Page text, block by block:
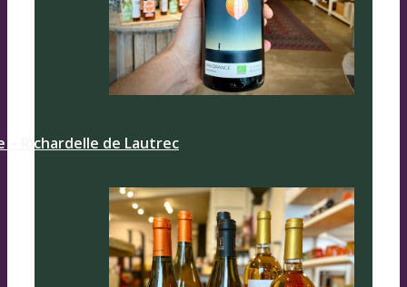
– Richardelle de Lautrec